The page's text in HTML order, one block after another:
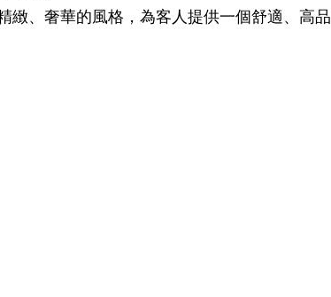
緻、奢華的風格，為客人提供一個舒適、高